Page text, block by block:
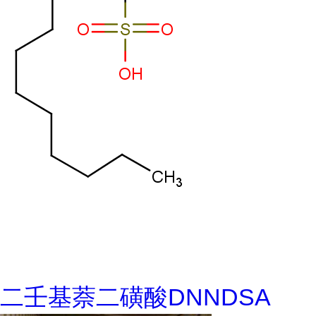
二壬基萘二磺酸DNNDSA